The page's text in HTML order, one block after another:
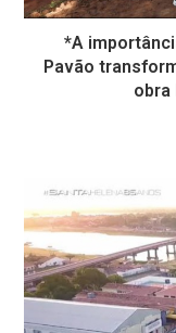
*A
Pavão
obra